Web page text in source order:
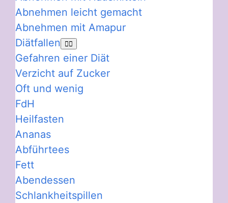
Abnehmen leicht gemacht
Abnehmen mit Amapur
Diätfallen
Gefahren einer Diät
Verzicht auf Zucker
Oft und wenig
FdH
Heilfasten
Ananas
Abführtees
Fett
Abendessen
Schlankheitspillen